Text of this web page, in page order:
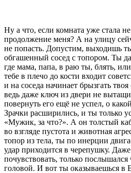
Ну а что, если комната уже стала
продолжение меня? А на улицу
не попасть. Допустим, выходишь
обгашенный сосед с топором. Ты
где мама, папа, в раю ты, блять,
тебе в плечо до кости входит
и на соседа начинает брызгать
ведь даже ключ из двери не
повернуть его ещё не успел, о
Зрачки расширились, и ты только
«Мужик, за что?». А он толстый
во взгляде пустота и животная
топор из тела, ты по инерции
удар приходится в черепушку.
почувствовать, только
головой. И вот ты оказываешься в